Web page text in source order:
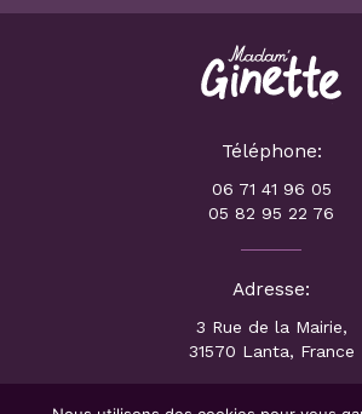
Téléphone:
06 71 41 96 05
05 82 95 22 76
Adresse:
3 Rue de la Mairie,
31570 Lanta, France